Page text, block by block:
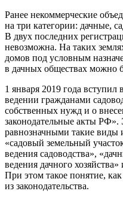
Ранее некоммерческие
на три категории: дачные,
В двух последних
невозможна. На таких
домов под условным
в дачных обществах можно
1 января 2019 года
ведении гражданами
собственных нужд и о
законодательные акты
равнозначными такие виды
«садовый земельный
ведения садоводства»,
ведения дачного
При этом такое понятие,
из законодательства.